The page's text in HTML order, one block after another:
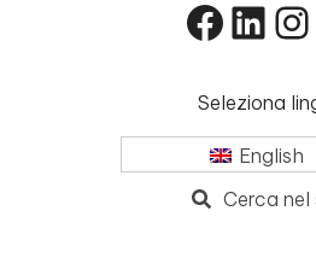
Seleziona
English
Cerca nel